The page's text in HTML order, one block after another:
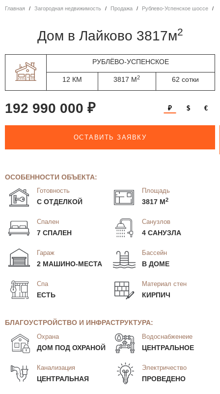
Главная Загородная недвижимость Продажа Рублево-Успенское шоссе
дом в Лайково 3817м2
РУБЛЁВО-УСПЕНСКОЕ
12 КМ 3817 М2 62 сотки
192 990 000 ₽ ₽ $ €
ОСТАВИТЬ ЗАЯВКУ
ОСОБЕННОСТИ ОБЪЕКТА:
Готовность
С ОТДЕЛКОЙ
Площадь
3817 М2
Спален
7 СПАЛЕН
Санузлов
4 САНУЗЛА
Гараж
2 МАШИНО-МЕСТА
Бассейн
В ДОМЕ
Спа
ЕСТЬ
Материал стен
КИРПИЧ
БЛАГОУСТРОЙСТВО И ИНФРАСТРУКТУРА:
Охрана
ДОМ ПОД ОХРАНОЙ
Водоснабженеие
ЦЕНТРАЛЬНОЕ
Канализация
ЦЕНТРАЛЬНАЯ
Электричество
ПРОВЕДЕНО